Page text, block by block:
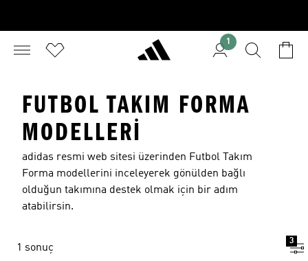
1
FUTBOL TAKIM FORMA
MODELLERI
adidas resmi web sitesi üzerinden Futbol Takım
Forma modellerini inceleyerek gönülden bağlı
olduğun takımına destek olmak için bir adım
atabilirsin.
1 sonuç
3